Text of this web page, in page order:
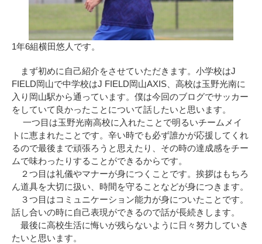
1年6組横田悠人です。
まず初めに自己紹介をさせていただきます。小学校はJ
FIELD岡山で中学校はJ FIELD岡山AXIS、高校は玉野光南に
入り岡山駅から通っています。僕は今回のブログでサッカー
をしていて良かったことについて話したいと思います。
一つ目は玉野光南高校に入れたことで明るいチームメイ
トに恵まれたことです。辛い時でも必ず誰かが応援してくれ
るので最後まで頑張ろうと思えたり、その時の達成感をチー
ムで味わったりすることができるからです。
２つ目は礼儀やマナーが身につくことです。挨拶はもちろ
ん道具を大切に扱い、時間を守ることなどが身につきます。
３つ目はコミュニケーション能力が身についたことです。
話し合いの時に自己表現ができるので話が長続きします。
最後に高校生活に悔いが残らないように日々努力していき
たいと思います。